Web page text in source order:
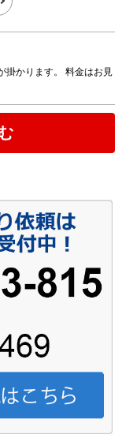
掛かります。 料金はお見